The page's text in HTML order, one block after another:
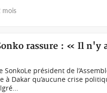
mois
rassure : « Il
SonkoLe président de
à Dakar qu’aucune crise